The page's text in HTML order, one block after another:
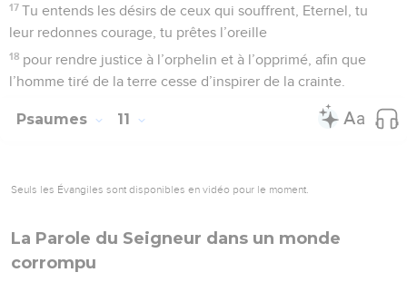
17 Tu entends les désirs de ceux qui souffrent, Eternel, tu
leur redonnes courage, tu prêtes l’oreille
18 pour rendre justice à l’orphelin et à l’opprimé, afin que
l’homme tiré de la terre cesse d’inspirer de la crainte.
Psaumes 11
Seuls les Évangiles sont disponibles en vidéo pour le moment.
La Parole du Seigneur dans un monde
corrompu